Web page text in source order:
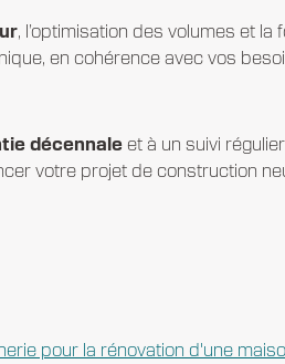
, l’optimisation des volumes et la
en cohérence avec vos
décennale et à un suivi
votre projet de construction
pour la rénovation d'une